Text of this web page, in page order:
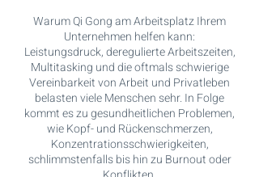
Warum Qi Gong am Arbeitsplatz Ihrem
Unternehmen helfen kann:
Leistungsdruck, deregulierte Arbeitszeiten,
Multitasking und die oftmals schwierige
Vereinbarkeit von Arbeit und Privatleben
belasten viele Menschen sehr. In Folge
kommt es zu gesundheitlichen Problemen,
wie Kopf- und Rückenschmerzen,
Konzentrationsschwierigkeiten,
schlimmstenfalls bis hin zu Burnout oder